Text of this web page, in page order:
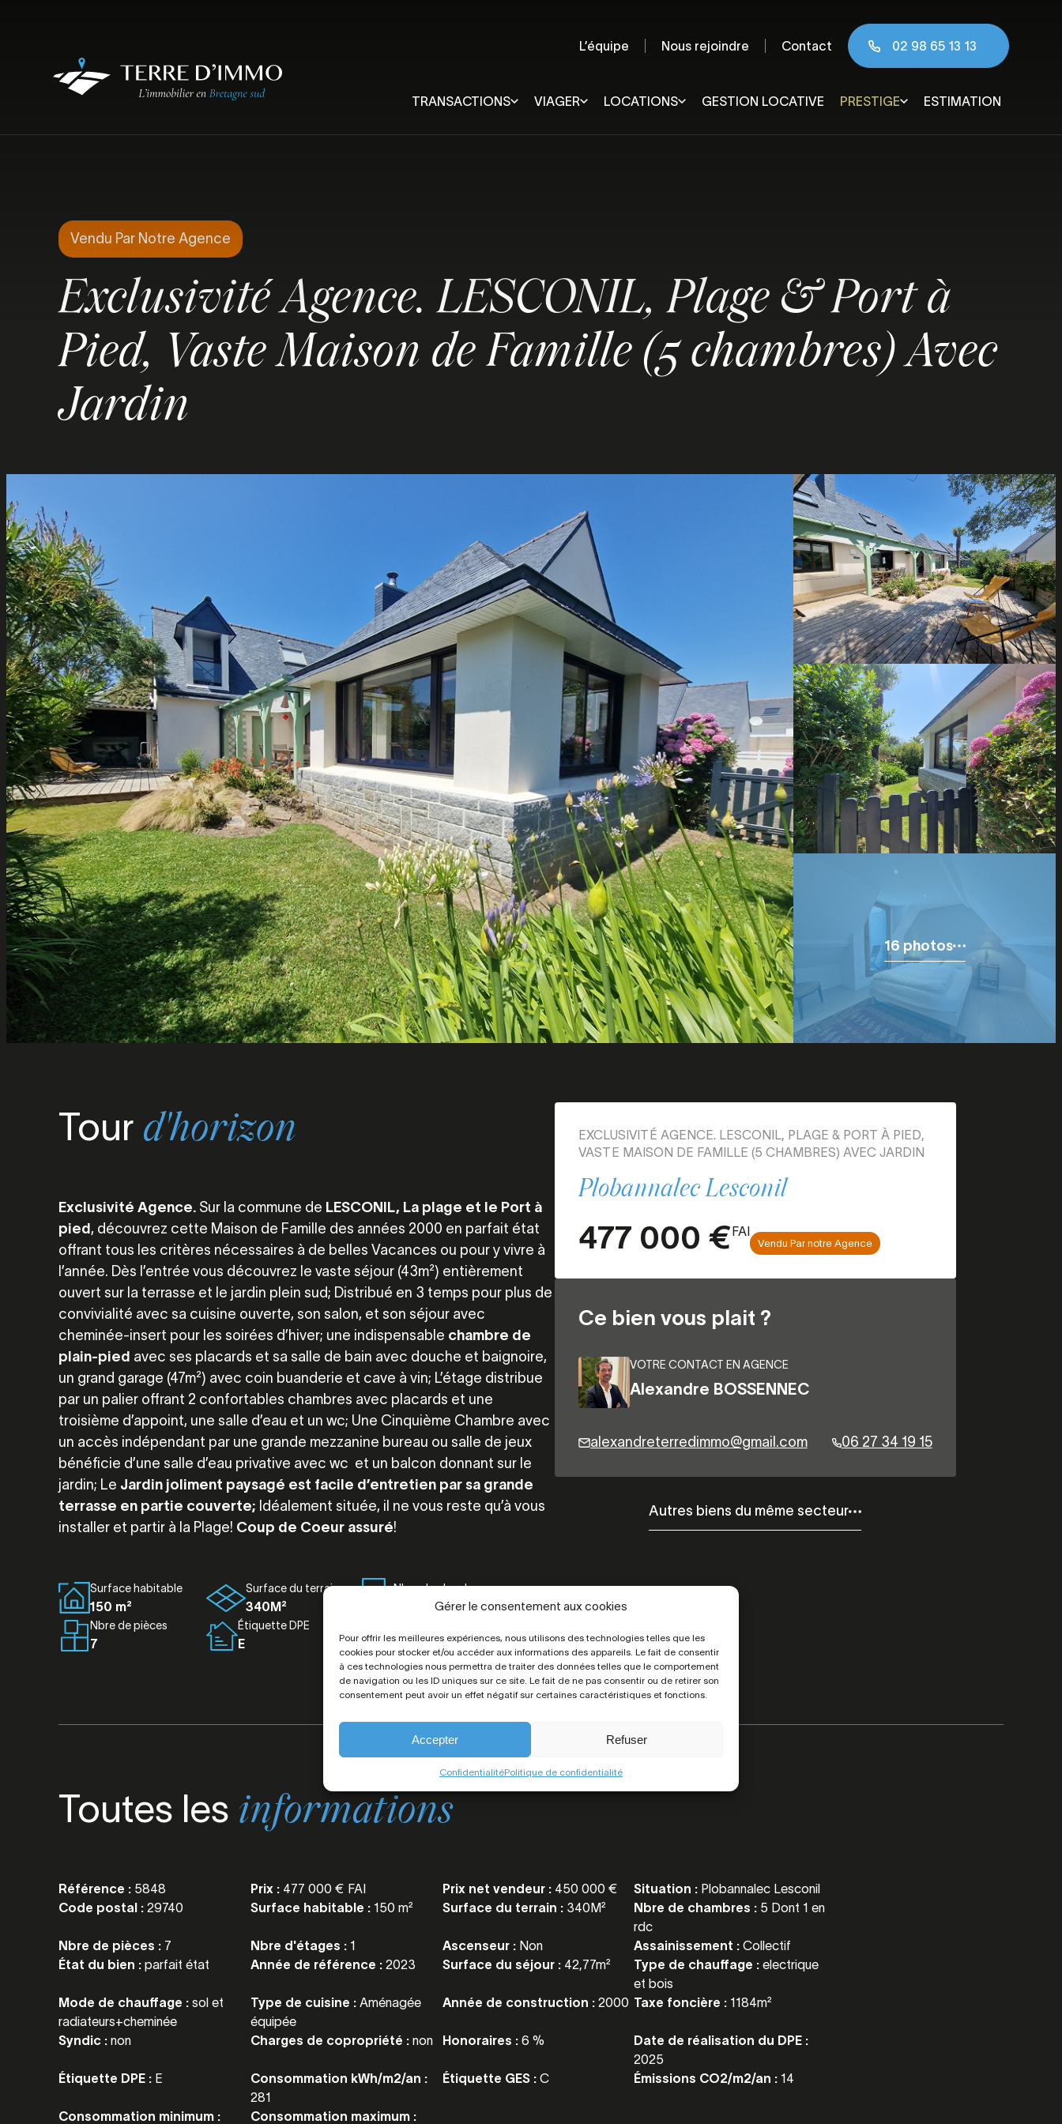
Gérer le consentement aux cookies
Pour offrir les meilleures expériences, nous utilisons des technologies telles que les
cookies pour stocker et/ou accéder aux informations des appareils. Le fait de consentir
à ces technologies nous permettra de traiter des données telles que le comportement
de navigation ou les ID uniques sur ce site. Le fait de ne pas consentir ou de retirer son
consentement peut avoir un effet négatif sur certaines caractéristiques et fonctions.
Accepter Refuser
ConfidentialitéPolitique de confidentialité
L’équipe Nous rejoindre Contact 02 98 65 13 13
TRANSACTIONS
Châteaulin et sa région
Quimperlé et sa région
VIAGER LOCATIONS GESTION LOCATIVE PRESTIGE ESTIMATION
Vendu Par Notre Agence
Exclusivité Agence. LESCONIL, Plage & Port à
Pied, Vaste Maison de Famille (5 chambres) Avec
Jardin
16 photos
Tour d'horizon
Exclusivité Agence. Sur la commune de LESCONIL, La plage et le Port à
pied , découvrez cette Maison de Famille des années 2000 en parfait état
offrant tous les critères nécessaires à de belles Vacances ou pour y vivre à
l’année. Dès l’entrée vous découvrez le vaste séjour (43m²) entièrement
ouvert sur la terrasse et le jardin plein sud; Distribué en 3 temps pour plus de
convivialité avec sa cuisine ouverte, son salon, et son séjour avec
cheminée-insert pour les soirées d’hiver; une indispensable chambre de
plain-pied avec ses placards et sa salle de bain avec douche et baignoire,
un grand garage (47m²) avec coin buanderie et cave à vin; L’étage distribue
par un palier offrant 2 confortables chambres avec placards et une
troisième d’appoint, une salle d’eau et un wc; Une Cinquième Chambre avec
un accès indépendant par une grande mezzanine bureau ou salle de jeux
bénéficie d’une salle d’eau privative avec wc et un balcon donnant sur le
jardin; Le Jardin joliment paysagé est facile d’entretien par sa grande
terrasse en partie couverte; Idéalement située, il ne vous reste qu’à vous
installer et partir à la Plage! Coup de Coeur assuré!
Surface habitable
150 m²
Surface du terrain
340M²
Nbre de chambres
5 Dont 1 en rdc
Nbre de pièces
7
Étiquette DPE
E
EXCLUSIVITÉ AGENCE. LESCONIL, PLAGE & PORT À PIED,
VASTE MAISON DE FAMILLE (5 CHAMBRES) AVEC JARDIN
Plobannalec Lesconil
477 000 €FAI
Vendu Par notre Agence
Ce bien vous plait ?
VOTRE CONTACT EN AGENCE
Alexandre BOSSENNEC
alexandreterredimmo@gmail.com 06 27 34 19 15
Autres biens du même secteur
Toutes les informations
Référence : 5848 Prix : 477 000 € FAI Prix net vendeur : 450 000 € Situation : Plobannalec Lesconil
Code postal :29740 Surface habitable : 150 m² Surface du terrain : 340M² Nbre de chambres : 5 Dont 1 en
rdc
Nbre de pièces : 7 Nbre d'étages : 1 Ascenseur : Non Assainissement :Collectif
État du bien :parfait état Année de référence : 2023 Surface du séjour : 42,77m² Type de chauffage :electrique
et bois
Mode de chauffage :sol et
radiateurs+cheminée
Type de cuisine : Aménagée
équipée
Année de construction : 2000 Taxe foncière : 1184m²
Syndic :non Charges de copropriété : non Honoraires : 6 %
Date de réalisation du DPE :
2025
Étiquette DPE : E
Consommation kWh/m2/an :
281
Étiquette GES : C Émissions CO2/m2/an : 14
Consommation minimum : Consommation maximum :